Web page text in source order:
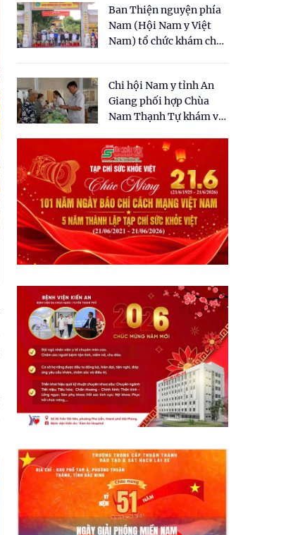
Ban Thiện nguyện phía
Nam (Hội Nam y Việt
Nam) tổ chức khám chữa
dân tại xã Tân Tập
Chi hội Nam y tỉnh An
Giang phối hợp Chùa
Nam Thạnh Tự khám và
nhân dân